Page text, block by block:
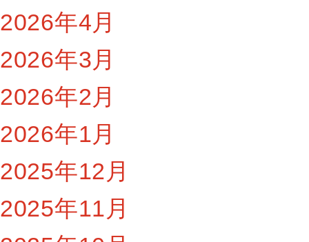
2026年4月
2026年3月
2026年2月
2026年1月
2025年12月
2025年11月